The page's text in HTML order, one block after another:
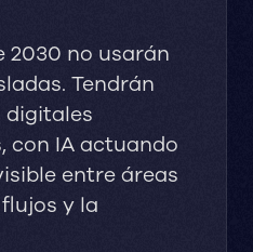
2030 no usarán
Tendrán
con IA actuando
entre áreas
y la